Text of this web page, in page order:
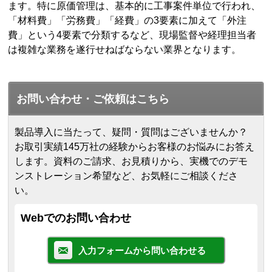
ます。特に原価管理は、基本的に工事案件単位で行われ、
「材料費」「労務費」「経費」の3要素に加えて「外注
費」という4要素で分類するなど、現場監督や経理担当者
は複雑な業務を遂行せねばならない業界となります。
お問い合わせ・ご依頼はこちら
製品導入に当たって、疑問・質問はございませんか？
お取引実績145万社の経験からお客様のお悩みにお答え
します。 資料のご請求、お見積りから、実機でのデモ
ンストレーション希望など、お気軽にご相談くださ
い。
Webでのお問い合わせ
入力フォームから問い合わせる